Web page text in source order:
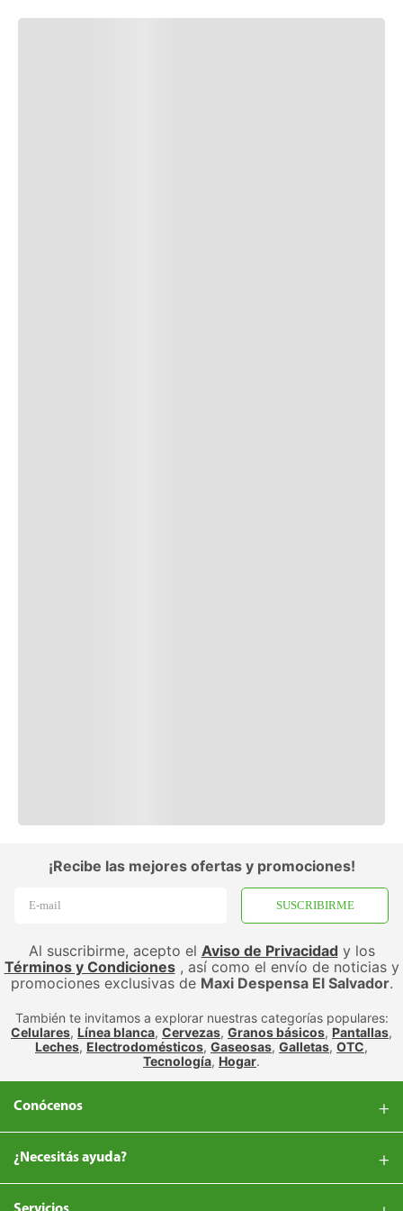
¡Recibe las mejores ofertas y promociones!
SUSCRIBIRME
Al suscribirme, acepto el Aviso de Privacidad y los
Términos y Condiciones, así como el envío de noticias y
promociones exclusivas de Maxi Despensa El Salvador.
También te invitamos a explorar nuestras categorías populares:
Celulares, Línea blanca, Cervezas, Granos básicos, Pantallas,
Leches, Electrodomésticos, Gaseosas, Galletas, OTC,
Tecnología, Hogar.
Conócenos
¿Necesitás ayuda?